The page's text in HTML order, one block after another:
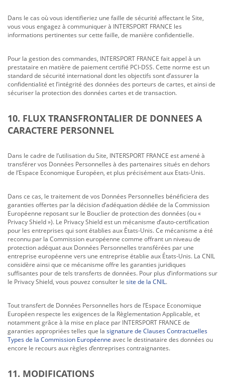
Dans le cas où vous identifieriez une faille de sécurité affectant le Site,
vous vous engagez à communiquer à INTERSPORT FRANCE les
informations pertinentes sur cette faille, de manière confidentielle.
Pour la gestion des commandes, INTERSPORT FRANCE fait appel à un
prestataire en matière de paiement certifié PCI-DSS. Cette norme est un
standard de sécurité international dont les objectifs sont d’assurer la
confidentialité et l’intégrité des données des porteurs de cartes, et ainsi de
sécuriser la protection des données cartes et de transaction.
10. FLUX TRANSFRONTALIER DE DONNEES A
CARACTERE PERSONNEL
Dans le cadre de l’utilisation du Site, INTERSPORT FRANCE est amené à
transférer vos Données Personnelles à des partenaires situés en dehors
de l’Espace Economique Européen, et plus précisément aux Etats-Unis.
Dans ce cas, le traitement de vos Données Personnelles bénéficiera des
garanties offertes par la décision d’adéquation dédiée de la Commission
Européenne reposant sur le Bouclier de protection des données (ou «
Privacy Shield »). Le Privacy Shield est un mécanisme d’auto-certification
pour les entreprises qui sont établies aux États-Unis. Ce mécanisme a été
reconnu par la Commission européenne comme offrant un niveau de
protection adéquat aux Données Personnelles transférées par une
entreprise européenne vers une entreprise établie aux États-Unis. La CNIL
considère ainsi que ce mécanisme offre les garanties juridiques
suffisantes pour de tels transferts de données. Pour plus d’informations sur
le Privacy Shield, vous pouvez consulter le site de la CNIL.
Tout transfert de Données Personnelles hors de l’Espace Economique
Européen respecte les exigences de la Règlementation Applicable, et
notamment grâce à la mise en place par INTERSPORT FRANCE de
garanties appropriées telles que la signature de Clauses Contractuelles
Types de la Commission Européenne avec le destinataire des données ou
encore le recours aux règles d’entreprises contraignantes.
11. MODIFICATIONS